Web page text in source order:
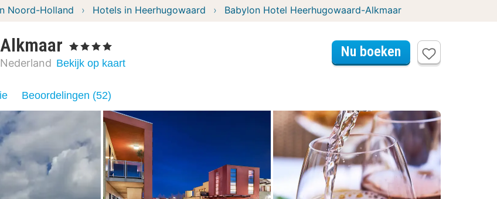
Noord-Holland Hotels in Heerhugowaard Babylon Hotel Heerhugowaard-Alkmaar
, 4 Sterren
Nederland Bekijk op kaart
Nu boeken
Beoordelingen (52)